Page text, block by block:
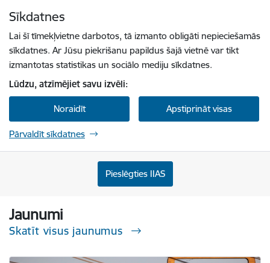
Sīkdatnes
Lai šī tīmekļvietne darbotos, tā izmanto obligāti nepieciešamās
sīkdatnes. Ar Jūsu piekrišanu papildus šajā vietnē var tikt
izmantotas statistikas un sociālo mediju sīkdatnes.
Lūdzu, atzīmējiet savu izvēli:
Noraidīt Apstiprināt visas
Pārvaldīt sīkdatnes
Sabiedrisko pakalpojumu regulēšanas
Pieslēgties IIAS
Jaunumi
Skatīt visus jaunumus